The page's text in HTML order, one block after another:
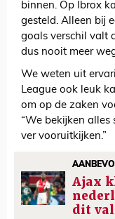
binnen. Op Ibrox
gesteld. Alleen bij
goals verschil valt
dus nooit meer
We weten uit
League ook leuk
om op de zaken
“We bekijken
ver vooruitkijken.”
Ajax
dit